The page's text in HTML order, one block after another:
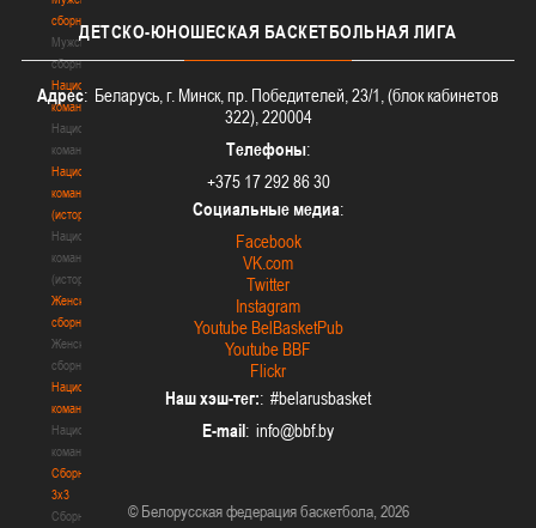
сборные
Мужские
сборные
Национальная
команда
Национальная
команда
Национальная
команда
(история)
Национальная
команда
(история)
Женские
сборные
Женские
сборные
Национальная
команда
Национальная
команда
Сборные
3х3
Сборные
ДЕТСКО-ЮНОШЕСКАЯ БАСКЕТБОЛЬНАЯ ЛИГА
Адрес: Беларусь, г. Минск, пр. Победителей, 23/1, (блок кабинетов
322), 220004
Телефоны:
+375 17 292 86 30
Социальные медиа:
Facebook
VK.com
Twitter
Instagram
Youtube BelBasketPub
Youtube BBF
Flickr
Наш хэш-тег:: #belarusbasket
E-mail:
© Белорусская федерация баскетбола, 2026